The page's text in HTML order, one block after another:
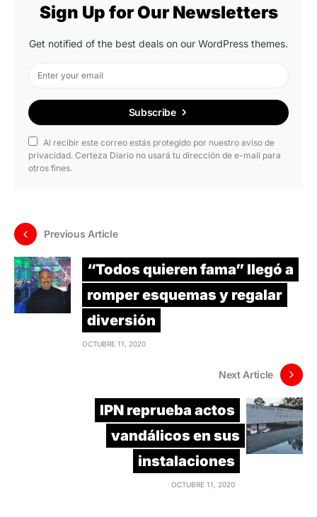
Sign Up for Our Newsletters
Get notified of the best deals on our WordPress themes.
Subscribe
Al recibir este correo estás protegido por nuestro aviso de
privacidad. Certeza Diario no usará tu dirección de e-mail para
otros fines.
Previous Article
“Todos quieren fama” llegó a
romper esquemas y regalar
diversión
OCTUBRE 11, 2020
Next Article
IPN reprueba actos
vandálicos en sus
instalaciones
OCTUBRE 11, 2020